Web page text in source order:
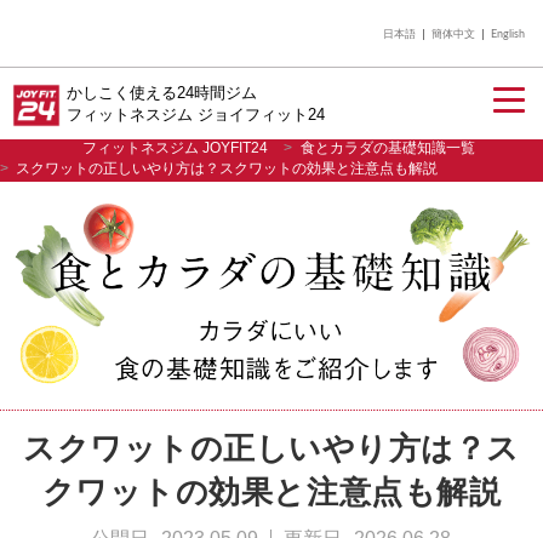
日本語 簡体中文 English
かしこく使える24時間ジム
フィットネスジム ジョイフィット24
入会のご案内 店舗を探す
フィットネスジム JOYFIT24
食とカラダの基礎知識一覧
スクワットの正しいやり方は？スクワットの効果と注意点も解説
スクワットの正しいやり方は？ス
クワットの効果と注意点も解説